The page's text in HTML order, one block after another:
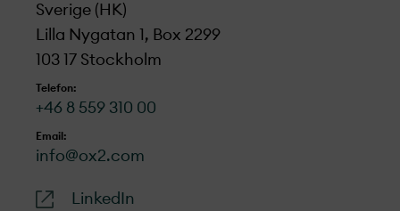
Sverige (HK)
Lilla Nygatan 1, Box 2299
103 17 Stockholm
Telefon:
+46 8 559 310 00
Email:
info@ox2.com
LinkedIn